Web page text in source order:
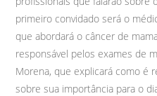
primeiro convidado será o
que abordará o câncer de
responsável pelos exames de
Morena, que explicará como é
sobre sua importância para o